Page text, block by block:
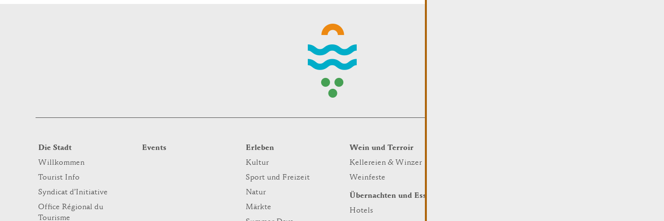
Die Stadt
Willkommen
Tourist Info
Syndicat d’Initiative
Office Régional du
Tourisme
Events
Erleben
Kultur
Sport und Freizeit
Natur
Märkte
Wein und Terroir
Kellereien & Winzer
Weinfeste
Übernachten und Essen
Hotels